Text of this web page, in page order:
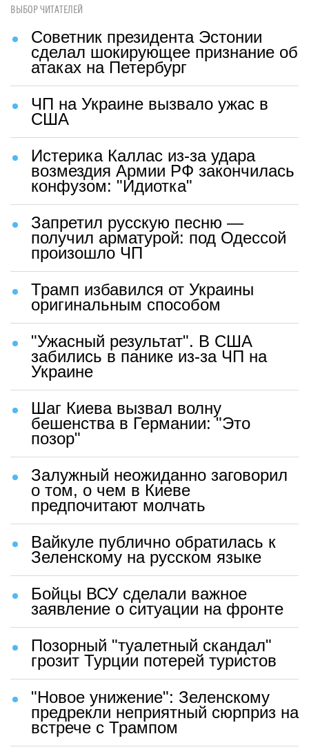
ВЫБОР ЧИТАТЕЛЕЙ
Советник президента Эстонии
сделал шокирующее признание об
атаках на Петербург
ЧП на Украине вызвало ужас в
США
Истерика Каллас из-за удара
возмездия Армии РФ закончилась
конфузом: "Идиотка"
Запретил русскую песню —
получил арматурой: под Одессой
произошло ЧП
Трамп избавился от Украины
оригинальным способом
"Ужасный результат". В США
забились в панике из-за ЧП на
Украине
Шаг Киева вызвал волну
бешенства в Германии: "Это
позор"
Залужный неожиданно заговорил
о том, о чем в Киеве
предпочитают молчать
Вайкуле публично обратилась к
Зеленскому на русском языке
Бойцы ВСУ сделали важное
заявление о ситуации на фронте
Позорный "туалетный скандал"
грозит Турции потерей туристов
"Новое унижение": Зеленскому
предрекли неприятный сюрприз на
встрече с Трампом